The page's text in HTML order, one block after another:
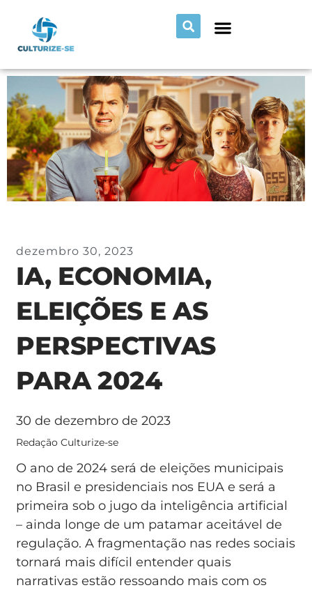
dezembro 30, 2023
IA, ECONOMIA,
ELEIÇÕES E AS
PERSPECTIVAS
PARA 2024
30 de dezembro de 2023
Redação Culturize-se
O ano de 2024 será de eleições municipais
no Brasil e presidenciais nos EUA e será a
primeira sob o jugo da inteligência artificial
– ainda longe de um patamar aceitável de
regulação. A fragmentação nas redes sociais
tornará mais difícil entender quais
narrativas estão ressoando mais com os